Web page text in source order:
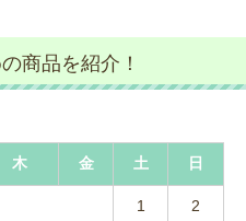
商品を紹介！
木 金 土 日
1 2